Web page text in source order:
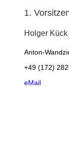
1.
Holger Kück
Anton-
+49 (172)
eMail